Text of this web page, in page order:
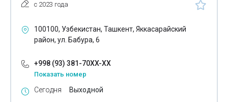
Чайхана
Шоу-бизнес
Русская баня
с 2023 года
100100, Узбекистан, Ташкент, Яккасарайский
район, ул. Бабура, 6
+998 (93) 381-70XX-XX
Показать номер
Сегодня Выходной